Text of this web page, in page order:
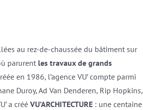
au rez-de-chaussée du bâtiment sur
parurent les travaux de grands
en 1986, l’agence VU’ compte parmi
Duroy, Ad Van Denderen, Rip Hopkins,
a créé VU’ARCHITECTURE: une centaine